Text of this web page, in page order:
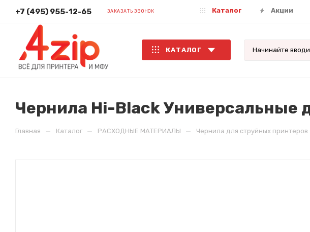
+7 (495) 955-12-65 ЗАКАЗАТЬ ЗВОНОК Каталог Акции
КАТАЛОГ
Чернила Hi-Black Универсальные
Главная — Каталог — РАСХОДНЫЕ МАТЕРИАЛЫ — Чернила для струйных принтеров